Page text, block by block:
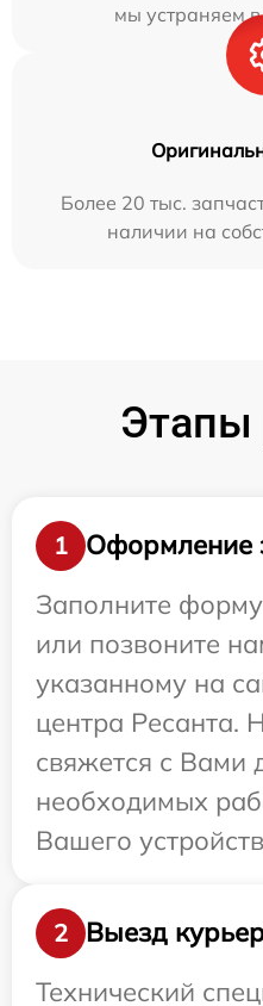
мы устраняем
Более 20 тыс.
наличии на
Этапы
1
Оформление
Заполните
или позвоните
указанному на
центра Ресанта.
свяжется с Вами
необходимых
Вашего
2
Выезд
Технический